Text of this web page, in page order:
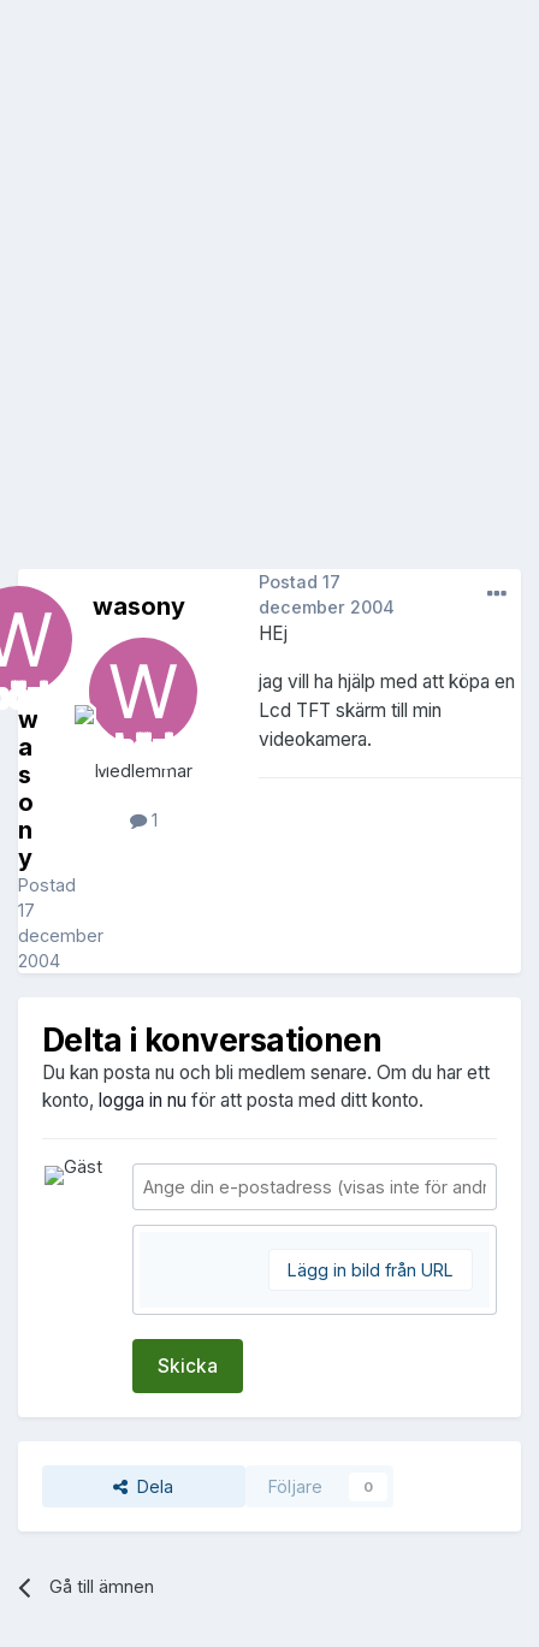
w
a
s
o
n
y
Postad
17
december
2004
wasony
Medlemmar
1
Postad 17
december 2004
HEj
jag vill ha hjälp med att köpa en
Lcd TFT skärm till min
videokamera.
Delta i konversationen
Du kan posta nu och bli medlem senare. Om du har ett
konto, logga in nu för att posta med ditt konto.
Lägg in bild från URL
Skicka
Dela Följare 0
Gå till ämnen